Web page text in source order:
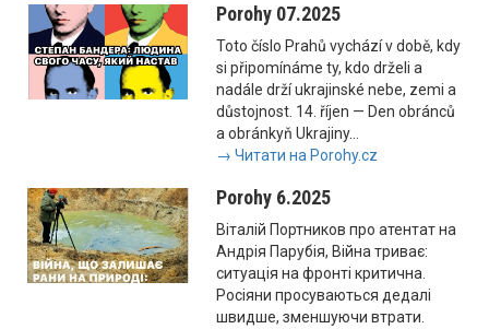
Porohy 07.2025
Toto číslo Prahů vychází v době, kdy
si připomínáme ty, kdo drželi a
nadále drží ukrajinské nebe, zemi a
důstojnost. 14. říjen — Den obránců
a obránkyň Ukrajiny...
→ Читати на Porohy.cz
Porohy 6.2025
Віталій Портников про атентат на
Андрія Парубія, Війна триває:
ситуація на фронті критична.
Росіяни просуваються дедалі
швидше, зменшуючи втрати.